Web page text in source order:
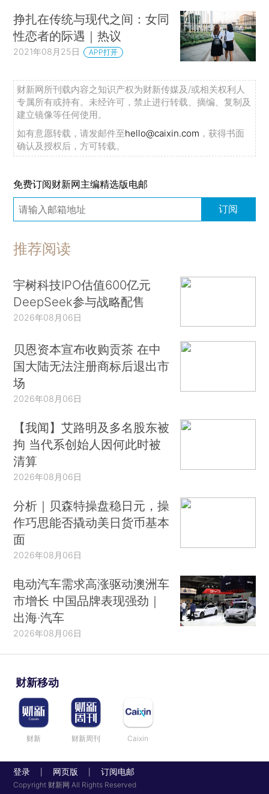
规定时间内吃完三餐；
被子要折成统一形状；
女生一定不能留长发；
……
这些管制让她非常难受，在学校里过得非常不
愉快。
再加上她本身是个慢节奏的孩子，而高中的快
节奏，更是让她在一开始就对学校产生了厌恶。
导致她总是听不进课。
为了逃脱这些，她选择了用“生病”来对抗。
总的来讲，可以这样来理解——
大人的关系模式，主要是入侵和控制型的，那么他
往往会认为，外部世界的信息也是如此：
学校在控制他，所以知识也在控制他；
学校是恶意的，所以知识也是恶意的。
所以他们不是学不进去，而是在反抗控制，抵
制恶意。
朋友的女儿也是如此。
她为了保护自己不被入侵，对学校产生了一种
深深的抗拒。
意，所以干脆拒绝去听。
而这，是很多孩子学不进去的原因之一。
比如，有的人在学新的知识点时，稍有些不理
解，就会立马和这些知识产生一种非常敌意的关
系：
他是不是故意这么写来为难我的？
挣扎在传统与现代之间：女同
性恋者的际遇｜热议
2021年08月25日 APP打开
财新网所刊载内容之知识产权为财新传媒及/或相关权利人
专属所有或持有。未经许可，禁止进行转载、摘编、复制及
建立镜像等任何使用。
如有意愿转载，请发邮件至hello@caixin.com ，获得书面
确认及授权后，方可转载。
免费订阅财新网主编精选版电邮
订阅
推荐阅读
宇树科技IPO估值600亿元
DeepSeek参与战略配售
2026年08月06日
贝恩资本宣布收购贡茶 在中
国大陆无法注册商标后退出市
场
2026年08月06日
【我闻】艾路明及多名股东被
拘 当代系创始人因何此时被
清算
2026年08月06日
分析｜贝森特操盘稳日元，操
作巧思能否撬动美日货币基本
面
2026年08月06日
电动汽车需求高涨驱动澳洲车
市增长 中国品牌表现强劲｜
出海·汽车
2026年08月06日
财新移动
财新 财新周刊 Caixin
登录 网页版 订阅电邮
Copyright 财新网 All Rights Reserved